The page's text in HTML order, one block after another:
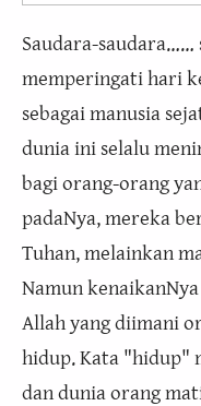
Saudara-
memperingati hari
sebagai manusia
dunia ini selalu
bagi orang-orang
padaNya, mereka
Tuhan, melainkan
Namun
Allah yang diimani
hidup. Kata "hidup"
dan dunia orang